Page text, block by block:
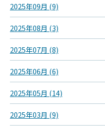
2025年09月 (9)
2025年08月 (3)
2025年07月 (8)
2025年06月 (6)
2025年05月 (14)
2025年03月 (9)